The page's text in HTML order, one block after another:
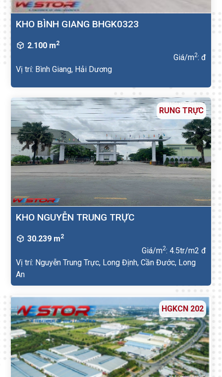
KHO BÌNH GIANG BHGK0323
2.100 m2
Giá/m2: đ
Vị trí: Bình Giang, Hải Dương
RUNG TRỰC
KHO NGUYỄN TRUNG TRỰC
30.239 m2
Giá/m2: 4.5tr/m2 đ
Vị trí: Nguyễn Trung Trực, Long Định, Cần Đước, Long
An
HGKCN 202